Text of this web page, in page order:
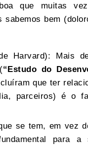
que muitas
bem
Harvard): Mais
“Estudo do
que ter
parceiros) é o
se tem, em vez
para a